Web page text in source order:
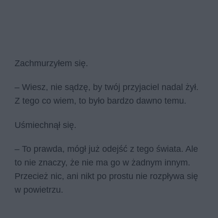
Zachmurzyłem się.
– Wiesz, nie sądzę, by twój przyjaciel nadal żył.
Z tego co wiem, to było bardzo dawno temu.
Uśmiechnął się.
– To prawda, mógł już odejść z tego świata. Ale
to nie znaczy, że nie ma go w żadnym innym.
Przecież nic, ani nikt po prostu nie rozpływa się
w powietrzu.